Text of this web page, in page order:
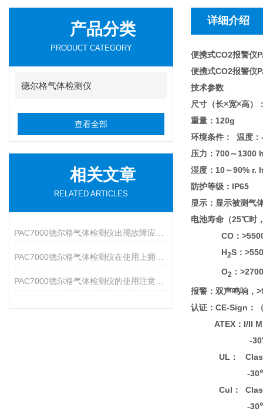
产品分类
PRODUCT CATEGORY
德尔格气体检测仪
查看全部
相关文章
RELATED ARTICLES
详细介绍
便携式CO2报警仪
便携式CO2报警仪
技术参数
尺寸（长×宽×高）
重量：120g
环境条件： 温度
压力：700～1300
湿度：10～90% r.
防护等级：IP65
显示：显示被测气
电池寿命（25℃时
CO：>5500
H2S：
O2 ：
报警：双声鸣响，
认证：CE-Sign：
ATEX：I/II M
-30℃ ≤
UL： Class I, II
-30℃ ≤
Cul： Class I,
-30℃ ≤